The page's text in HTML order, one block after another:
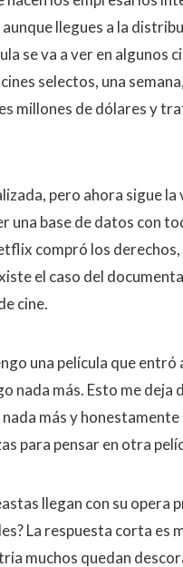
llegues a la
se va a ver en algunos
selectos, una
millones de dólares y
pero ahora sigue
una base de datos con
compró los
el caso del
cine.
una película que
nada más. Esto me deja
más y
para pensar en otra
llegan con su opera
La respuesta corta es
muchos quedan